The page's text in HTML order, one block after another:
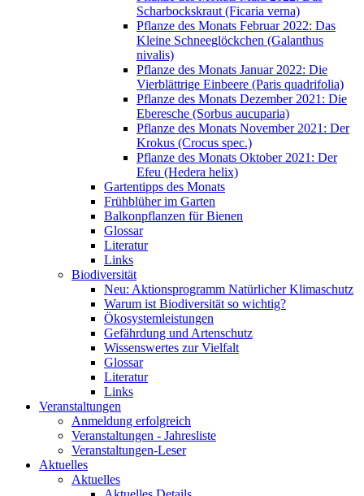
Scharbockskraut (Ficaria verna)
Pflanze des Monats Februar 2022: Das
Kleine Schneeglöckchen (Galanthus
nivalis)
Pflanze des Monats Januar 2022: Die
Vierblättrige Einbeere (Paris quadrifolia)
Pflanze des Monats Dezember 2021: Die
Eberesche (Sorbus aucuparia)
Pflanze des Monats November 2021: Der
Krokus (Crocus spec.)
Pflanze des Monats Oktober 2021: Der
Efeu (Hedera helix)
Gartentipps des Monats
Frühblüher im Garten
Balkonpflanzen für Bienen
Glossar
Literatur
Links
Biodiversität
Neu: Aktionsprogramm Natürlicher Klimaschutz
Warum ist Biodiversität so wichtig?
Ökosystemleistungen
Gefährdung und Artenschutz
Wissenswertes zur Vielfalt
Glossar
Literatur
Links
Veranstaltungen
Anmeldung erfolgreich
Veranstaltungen - Jahresliste
Veranstaltungen-Leser
Aktuelles
Aktuelles